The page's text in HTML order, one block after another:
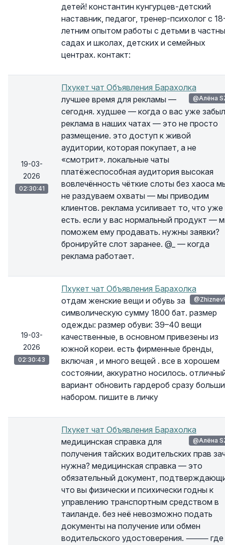
детей! константин кунгурцев-детский
наставник, педагог, тренер-психолог с
летним опытом работы с детьми в
садах и школах, детских и семейных
центрах. контакт:
19-03-
2026
02:30:41
Пхукет чат Объявления Барахолка
@Алёна
лучшее время для рекламы —
сегодня. худшее — когда о вас уже
реклама в наших чатах — это не просто
размещение. это доступ к живой
аудитории, которая покупает, а не
«смотрит». локальные чаты
платёжеспособная аудитория высокая
вовлечённость чёткие слоты без хаоса
не раздуваем охваты — мы приводим
клиентов. реклама усиливает то, что уже
есть. если у вас нормальный продукт —
поможем ему продавать. нужны заявки?
бронируйте слот заранее. @_ — когда
реклама работает.
19-03-
2026
02:30:43
Пхукет чат Объявления Барахолка
отдам женские вещи и обувь за
символическую сумму 1800 бат. размер
одежды: размер обуви: 39–40 вещи
качественные, в основном привезены из
южной кореи. есть фирменные бренды,
включая , и много вещей . все в хорошем
состоянии, аккуратно носилось.
вариант обновить гардероб сразу
набором. пишите в личку
Пхукет чат Объявления Барахолка
@Алёна
медицинская справка для
получения тайских водительских прав
нужна? медицинская справка — это
обязательный документ,
что вы физически и психически годны к
управлению транспортным средством в
таиланде. без неё невозможно подать
документы на получение или обмен
водительского удостоверения. ⸻ где